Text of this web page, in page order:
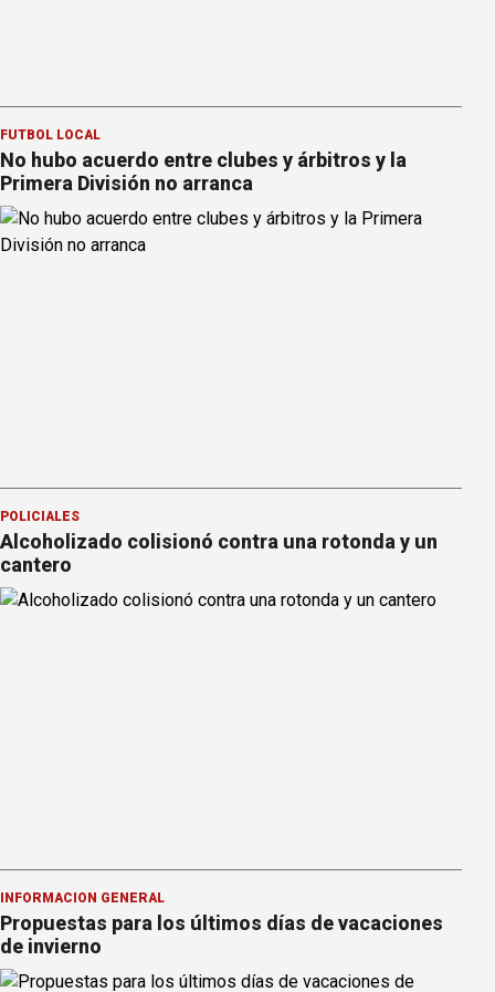
FÚTBOL LOCAL
No hubo acuerdo entre clubes y árbitros y la
Primera División no arranca
POLICIALES
Alcoholizado colisionó contra una rotonda y un
cantero
INFORMACION GENERAL
Propuestas para los últimos días de vacaciones
de invierno